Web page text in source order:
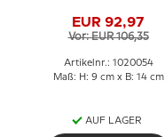
EUR 92,97
Vor: EUR 106,35
Artikelnr.: 1020054
Maß: H: 9 cm x B: 14 cm
AUF LAGER